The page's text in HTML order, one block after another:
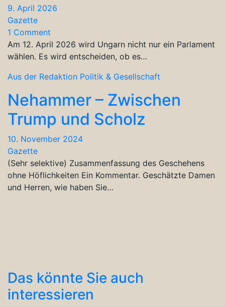
9. April 2026
Gazette
1 Comment
Am 12. April 2026 wird Ungarn nicht nur ein Parlament
wählen. Es wird entscheiden, ob es…
Aus der Redaktion Politik & Gesellschaft
Nehammer – Zwischen
Trump und Scholz
10. November 2024
Gazette
(Sehr selektive) Zusammenfassung des Geschehens
ohne Höflichkeiten Ein Kommentar. Geschätzte Damen
und Herren, wie haben Sie…
Das könnte Sie auch
interessieren